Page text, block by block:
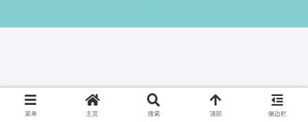
菜单 主页 搜索 顶部 侧边栏